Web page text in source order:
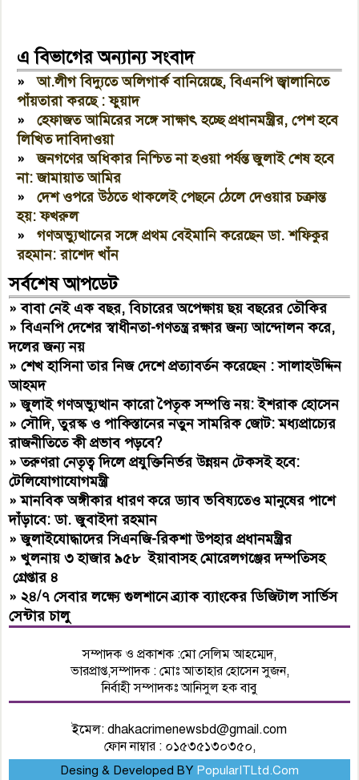
এ বিভাগের অন্যান্য সংবাদ
»আ.লীগ বিদ্যুতে অলিগার্ক বানিয়েছে, বিএনপি জ্বালানিতে
পাঁয়তারা করছে : ফুয়াদ
»হেফাজত আমিরের সঙ্গে সাক্ষাৎ হচ্ছে প্রধানমন্ত্রীর, পেশ হবে
লিখিত দাবিদাওয়া
»জনগণের অধিকার নিশ্চিত না হওয়া পর্যন্ত জুলাই শেষ হবে
না: জামায়াত আমির
»দেশ ওপরে উঠতে থাকলেই পেছনে ঠেলে দেওয়ার চক্রান্ত
হয়: ফখরুল
»গণঅভ্যুত্থানের সঙ্গে প্রথম বেইমানি করেছেন ডা. শফিকুর
রহমান: রাশেদ খাঁন
সর্বশেষ আপডেট
»বাবা নেই এক বছর, বিচারের অপেক্ষায় ছয় বছরের তৌকির
»বিএনপি দেশের স্বাধীনতা-গণতন্ত্র রক্ষার জন্য আন্দোলন করে,
দলের জন্য নয়
»শেখ হাসিনা তার নিজ দেশে প্রত্যাবর্তন করেছেন : সালাহউদ্দিন
আহমদ
»জুলাই গণঅভ্যুত্থান কারো পৈতৃক সম্পত্তি নয়: ইশরাক হোসেন
»সৌদি, তুরস্ক ও পাকিস্তানের নতুন সামরিক জোট: মধ্যপ্রাচ্যের
রাজনীতিতে কী প্রভাব পড়বে?
»তরুণরা নেতৃত্ব দিলে প্রযুক্তিনির্ভর উন্নয়ন টেকসই হবে:
টেলিযোগাযোগমন্ত্রী
»মানবিক অঙ্গীকার ধারণ করে ড্যাব ভবিষ্যতেও মানুষের পাশে
দাঁড়াবে: ডা. জুবাইদা রহমান
»জুলাইযোদ্ধাদের সিএনজি-রিকশা উপহার প্রধানমন্ত্রীর
»খুলনায় ৩ হাজার ৯৫৮ ইয়াবাসহ মোরেলগঞ্জের দম্পতিসহ
গ্রেপ্তার ৪
»২৪/৭ সেবার লক্ষ্যে গুলশানে ব্র্যাক ব্যাংকের ডিজিটাল সার্ভিস
সেন্টার চালু
সম্পাদক ও প্রকাশক :মো সেলিম আহম্মেদ,
ভারপ্রাপ্ত,সম্পাদক : মোঃ আতাহার হোসেন সুজন,
নির্বাহী সম্পাদকঃ আনিসুল হক বাবু
ইমেল: dhakacrimenewsbd@gmail.com
ফোন নাম্বার : ০১৫৩৫১৩০৩৫০,
Desing & Developed BY PopularITLtd.Com